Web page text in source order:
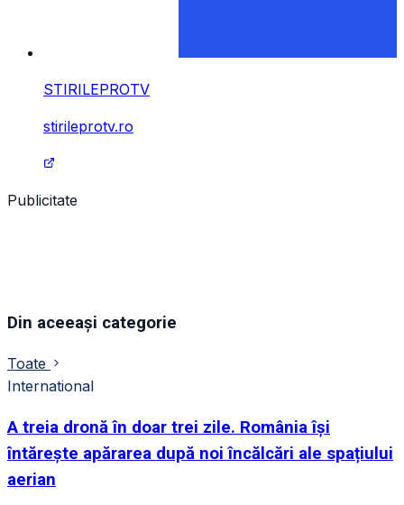
STIRILEPROTV
stirileprotv.ro
Publicitate
Din aceeași categorie
Toate
International
A treia dronă în doar trei zile. România își
întărește apărarea după noi încălcări ale spațiului
aerian